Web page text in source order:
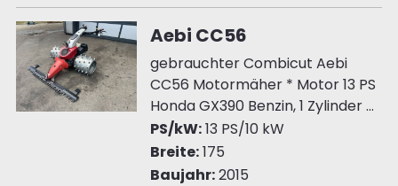
Aebi CC56
gebrauchter Combicut Aebi
CC56 Motormäher * Motor 13 PS
Honda GX390 Benzin, 1 Zylinder ...
PS/kW:13 PS/10 kW
Breite:175
Baujahr:2015